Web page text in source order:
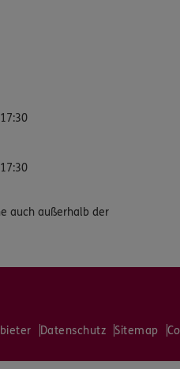
auch außerhalb der
Datenschutz Sitemap